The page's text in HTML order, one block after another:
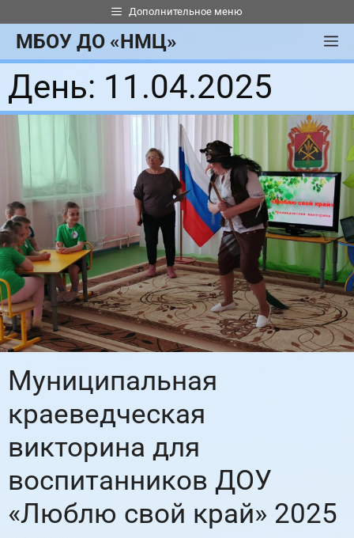
к
содержимому
Дополнительное меню
МБОУ ДО «НМЦ»
День: 11.04.2025
Муниципальная
краеведческая
викторина для
воспитанников ДОУ
«Люблю свой край» 2025